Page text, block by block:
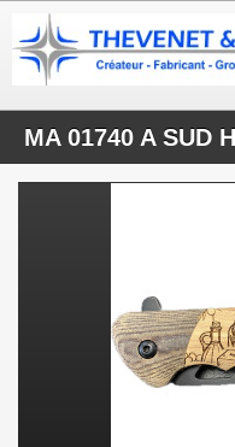
MA 01740 A SUD